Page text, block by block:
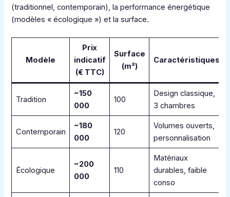
(traditionnel, contemporain), la performance énergétique
(modèles « écologique ») et la surface.
Modèle
Prix
indicatif
(€ TTC)
Surface
(m²)
Caractéristiques
Tradition
~150
000
100
Design classique,
3 chambres
Contemporain
~180
000
120
Volumes ouverts,
personnalisation
Écologique
~200
000
110
Matériaux
durables, faible
conso